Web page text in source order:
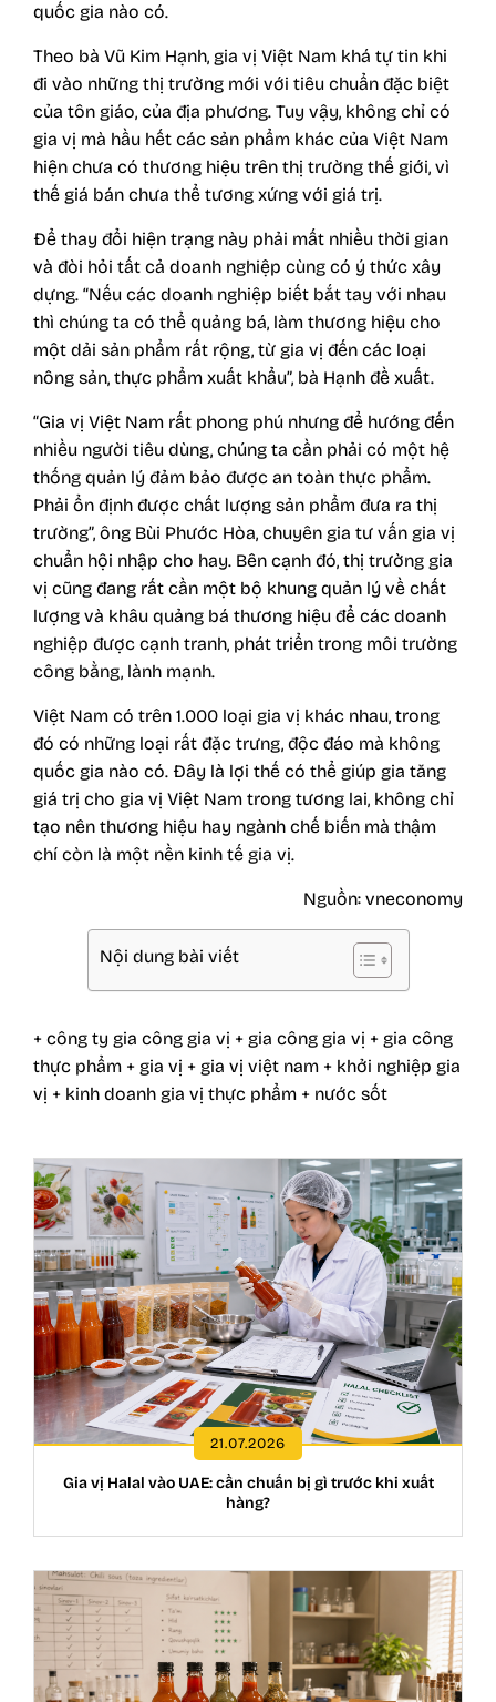
quốc gia nào có.
Theo bà Vũ Kim Hạnh, gia vị Việt Nam khá tự tin khi
đi vào những thị trường mới với tiêu chuẩn đặc biệt
của tôn giáo, của địa phương. Tuy vậy, không chỉ có
gia vị mà hầu hết các sản phẩm khác của Việt Nam
hiện chưa có thương hiệu trên thị trường thế giới, vì
thế giá bán chưa thể tương xứng với giá trị.
Để thay đổi hiện trạng này phải mất nhiều thời gian
và đòi hỏi tất cả doanh nghiệp cùng có ý thức xây
dựng. “Nếu các doanh nghiệp biết bắt tay với nhau
thì chúng ta có thể quảng bá, làm thương hiệu cho
một dải sản phẩm rất rộng, từ gia vị đến các loại
nông sản, thực phẩm xuất khẩu”, bà Hạnh đề xuất.
“Gia vị Việt Nam rất phong phú nhưng để hướng đến
nhiều người tiêu dùng, chúng ta cần phải có một hệ
thống quản lý đảm bảo được an toàn thực phẩm.
Phải ổn định được chất lượng sản phẩm đưa ra thị
trường”, ông Bùi Phước Hòa, chuyên gia tư vấn gia vị
chuẩn hội nhập cho hay. Bên cạnh đó, thị trường gia
vị cũng đang rất cần một bộ khung quản lý về chất
lượng và khâu quảng bá thương hiệu để các doanh
nghiệp được cạnh tranh, phát triển trong môi trường
công bằng, lành mạnh.
Việt Nam có trên 1.000 loại gia vị khác nhau, trong
đó có những loại rất đặc trưng, độc đáo mà không
quốc gia nào có. Đây là lợi thế có thể giúp gia tăng
giá trị cho gia vị Việt Nam trong tương lai, không chỉ
tạo nên thương hiệu hay ngành chế biến mà thậm
chí còn là một nền kinh tế gia vị.
Nguồn: vneconomy
Nội dung bài viết
+ công ty gia công gia vị + gia công gia vị + gia công
thực phẩm + gia vị + gia vị việt nam + khởi nghiệp gia
vị + kinh doanh gia vị thực phẩm + nước sốt
21.07.2026
Gia vị Halal vào UAE: cần chuẩn bị gì trước khi xuất
hàng?